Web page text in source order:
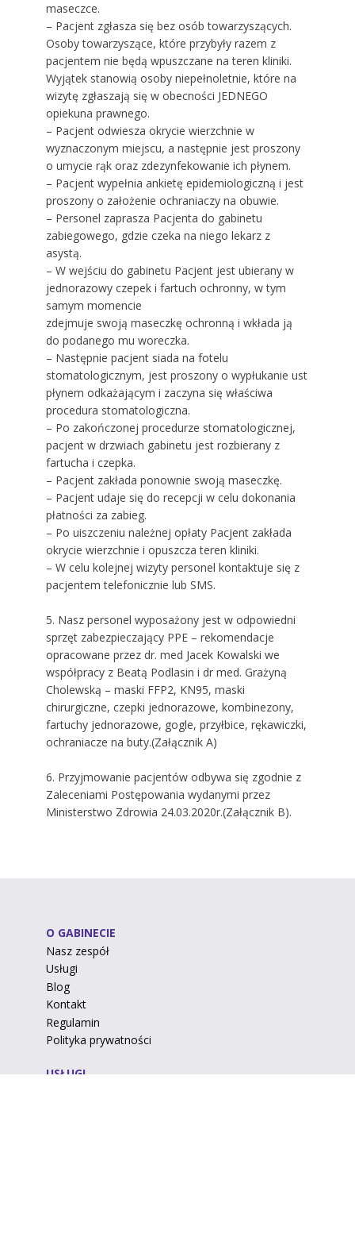
maseczce.
– Pacjent zgłasza się bez osób towarzyszących.
Osoby towarzyszące, które przybyły razem z
pacjentem nie będą wpuszczane na teren kliniki.
Wyjątek stanowią osoby niepełnoletnie, które na
wizytę zgłaszają się w obecności JEDNEGO
opiekuna prawnego.
– Pacjent odwiesza okrycie wierzchnie w
wyznaczonym miejscu, a następnie jest proszony
o umycie rąk oraz zdezynfekowanie ich płynem.
– Pacjent wypełnia ankietę epidemiologiczną i jest
proszony o założenie ochraniaczy na obuwie.
– Personel zaprasza Pacjenta do gabinetu
zabiegowego, gdzie czeka na niego lekarz z
asystą.
– W wejściu do gabinetu Pacjent jest ubierany w
jednorazowy czepek i fartuch ochronny, w tym
samym momencie
zdejmuje swoją maseczkę ochronną i wkłada ją
do podanego mu woreczka.
– Następnie pacjent siada na fotelu
stomatologicznym, jest proszony o wypłukanie ust
płynem odkażającym i zaczyna się właściwa
procedura stomatologiczna.
– Po zakończonej procedurze stomatologicznej,
pacjent w drzwiach gabinetu jest rozbierany z
fartucha i czepka.
– Pacjent zakłada ponownie swoją maseczkę.
– Pacjent udaje się do recepcji w celu dokonania
płatności za zabieg.
– Po uiszczeniu należnej opłaty Pacjent zakłada
okrycie wierzchnie i opuszcza teren kliniki.
– W celu kolejnej wizyty personel kontaktuje się z
pacjentem telefonicznie lub SMS.
5. Nasz personel wyposażony jest w odpowiedni
sprzęt zabezpieczający PPE – rekomendacje
opracowane przez dr. med Jacek Kowalski we
współpracy z Beatą Podlasin i dr med. Grażyną
Cholewską – maski FFP2, KN95, maski
chirurgiczne, czepki jednorazowe, kombinezony,
fartuchy jednorazowe, gogle, przyłbice, rękawiczki,
ochraniacze na buty.(Załącznik A)
6. Przyjmowanie pacjentów odbywa się zgodnie z
Zaleceniami Postępowania wydanymi przez
Ministerstwo Zdrowia 24.03.2020r.(Załącznik B).
O GABINECIE
Nasz zespół
Usługi
Blog
Kontakt
Regulamin
Polityka prywatności
USŁUGI